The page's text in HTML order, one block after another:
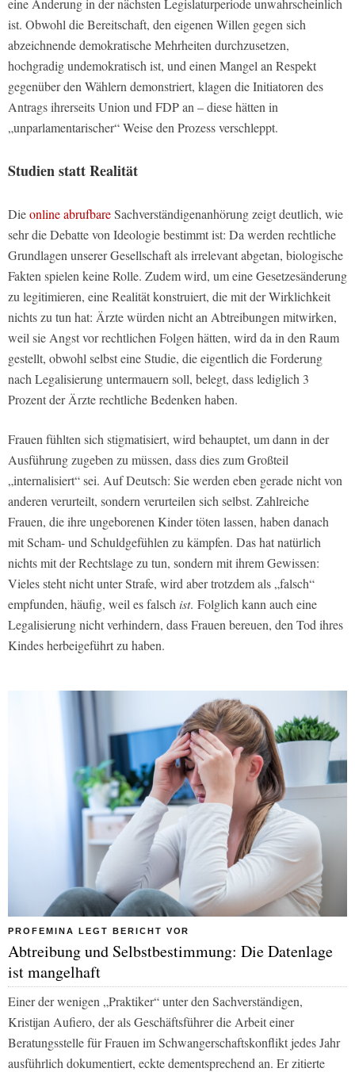
ist. Obwohl die Bereitschaft, den eigenen Willen gegen sich
abzeichnende demokratische Mehrheiten durchzusetzen,
hochgradig undemokratisch ist, und einen Mangel an Respekt
gegenüber den Wählern demonstriert, klagen die Initiatoren des
Antrags ihrerseits Union und FDP an – diese hätten in
„unparlamentarischer“ Weise den Prozess verschleppt.
Studien statt Realität
Dieonline abrufbareSachverständigenanhörung zeigt deutlich, wie
sehr die Debatte von Ideologie bestimmt ist: Da werden rechtliche
Grundlagen unserer Gesellschaft als irrelevant abgetan, biologische
Fakten spielen keine Rolle. Zudem wird, um eine Gesetzesänderung
zu legitimieren, eine Realität konstruiert, die mit der Wirklichkeit
nichts zu tun hat: Ärzte würden nicht an Abtreibungen mitwirken,
weil sie Angst vor rechtlichen Folgen hätten, wird da in den Raum
gestellt, obwohl selbst eine Studie, die eigentlich die Forderung
nach Legalisierung untermauern soll, belegt, dass lediglich 3
Prozent der Ärzte rechtliche Bedenken haben.
Frauen fühlten sich stigmatisiert, wird behauptet, um dann in der
Ausführung zugeben zu müssen, dass dies zum Großteil
„internalisiert“ sei. Auf Deutsch: Sie werden eben gerade nicht von
anderen verurteilt, sondern verurteilen sich selbst. Zahlreiche
Frauen, die ihre ungeborenen Kinder töten lassen, haben danach
mit Scham- und Schuldgefühlen zu kämpfen. Das hat natürlich
nichts mit der Rechtslage zu tun, sondern mit ihrem Gewissen:
Vieles steht nicht unter Strafe, wird aber trotzdem als „falsch“
empfunden, häufig, weil es falsch ist. Folglich kann auch eine
Legalisierung nicht verhindern, dass Frauen bereuen, den Tod ihres
Kindes herbeigeführt zu haben.
PROFEMINA LEGT BERICHT VOR
Abtreibung und Selbstbestimmung: Die Datenlage
ist mangelhaft
Einer der wenigen „Praktiker“ unter den Sachverständigen,
Kristijan Aufiero, der als Geschäftsführer die Arbeit einer
Beratungsstelle für Frauen im Schwangerschaftskonflikt jedes Jahr
ausführlich dokumentiert, eckte dementsprechend an. Er zitierte